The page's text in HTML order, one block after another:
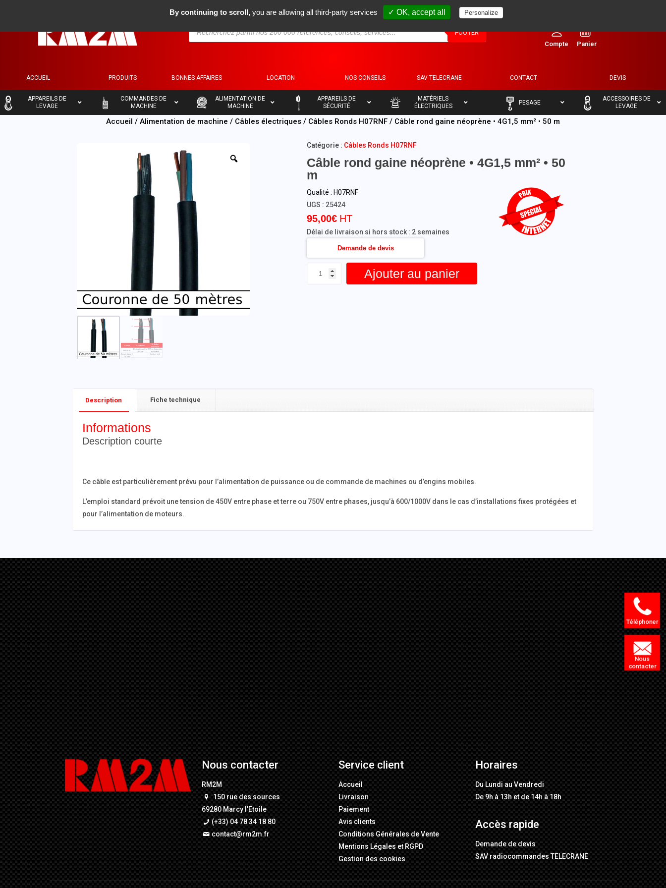
FOOTER
ACCUEIL
– PRODUITS
– BONNES AFFAIRES
– LOCATION
– NOS CONSEILS SAV TELECRANE
– CONTACT
– DEVIS
–
APPAREILS DE
LEVAGE
COMMANDES DE
MACHINE
ALIMENTATION DE
MACHINE
APPAREILS DE
SÉCURITÉ
MATÉRIELS
ÉLECTRIQUES
PESAGE
ACCESSOIRES DE
LEVAGE
Accueil / Alimentation de machine / Câbles électriques/ Câbles Ronds H07RNF/ Câble rond gaine néoprène • 4G1,5 mm² • 50 m
Câble rond gaine néoprène • 4G1,5 mm² • 50
m
95,00€
Délai de livraison si hors stock : 2 semaines
Qualité : H07RNF
Ajouter au panier
Demande de devis
UGS : 25424
Catégorie : Câbles Ronds H07RNF
Description Fiche technique
Informations
Description courte
Ce câble est particulièrement prévu pour l’alimentation de puissance ou de commande de machines ou d’engins mobiles.
L’emploi standard prévoit une tension de 450V entre phase et terre ou 750V entre phases, jusqu’à 600/1000V dans le cas d’installations fixes protégées et
pour l’alimentation de moteurs.
Nous contacter
RM2M
150 rue des sources
69280 Marcy l’Etoile
(+33) 04 78 34 18 80
contact@rm2m.fr
Service client
Accueil
Livraison
Paiement
Avis clients
Conditions Générales de Vente
Mentions LégalesetRGPD
Gestion des cookies
Horaires
Du Lundi au Vendredi
De 9h à 13h et de 14h à 18h
Accès rapide
Demande de devis
SAV radiocommandes TELECRANE
Téléphoner
Nous
contacter
By continuing to scroll, you are allowing all third-party services ✓ OK, accept all Personalize